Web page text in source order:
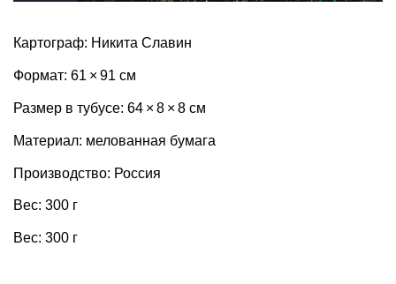
Картограф: Никита Славин
Формат: 61 × 91 см
Размер в тубусе: 64 × 8 × 8 см
Материал: мелованная бумага
Производство: Россия
Вес: 300 г
Вес: 300 г